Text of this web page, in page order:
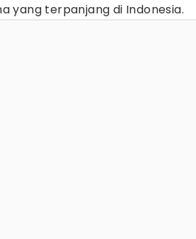
yang terpanjang di Indonesia.